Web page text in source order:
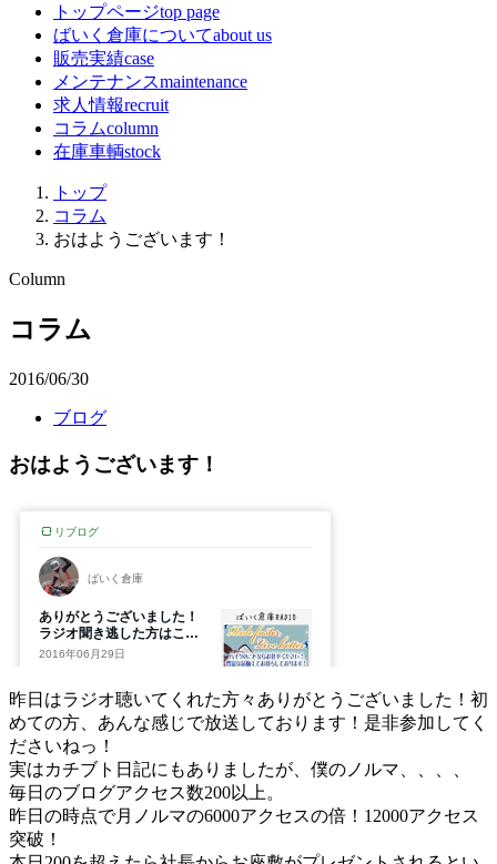
トップページtop page
ばいく倉庫についてabout us
販売実績case
メンテナンスmaintenance
求人情報recruit
コラムcolumn
在庫車輌stock
トップ
コラム
おはようございます！
Column
コラム
2016/06/30
ブログ
おはようございます！
昨日はラジオ聴いてくれた方々ありがとうございました！初
めての方、あんな感じで放送しております！是非参加してく
ださいねっ！
実はカチブト日記にもありましたが、僕のノルマ、、、、
毎日のブログアクセス数200以上。
昨日の時点で月ノルマの6000アクセスの倍！12000アクセス
突破！